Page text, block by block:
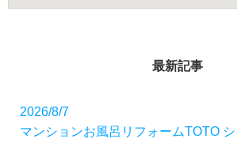
最新記事
2026/8/7
マンションお風呂リフォームTOTO シ